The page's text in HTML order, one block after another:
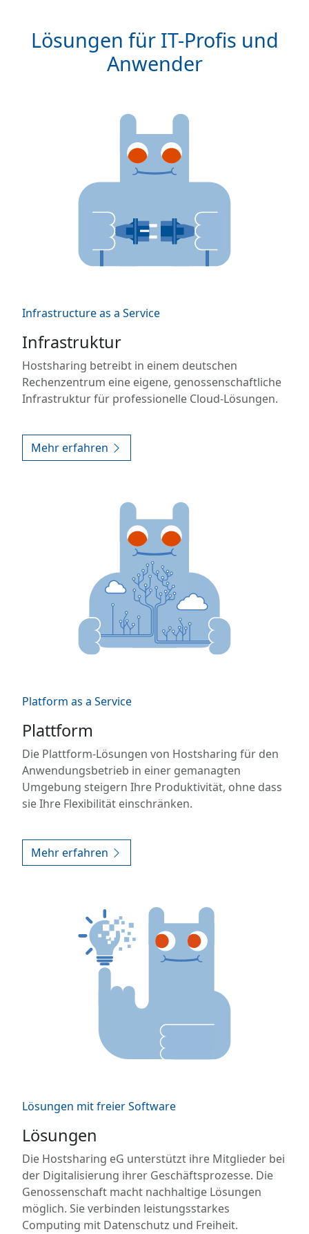
Lösungen für IT-Profis und
Anwender
Infrastructure as a Service
Infrastruktur
Hostsharing betreibt in einem deutschen
Rechenzentrum eine eigene, genossenschaftliche
Infrastruktur für professionelle Cloud-Lösungen.
Mehr erfahren
Platform as a Service
Plattform
Die Plattform-Lösungen von Hostsharing für den
Anwendungsbetrieb in einer gemanagten
Umgebung steigern Ihre Produktivität, ohne dass
sie Ihre Flexibilität einschränken.
Mehr erfahren
Lösungen mit freier Software
Lösungen
Die Hostsharing eG unterstützt ihre Mitglieder bei
der Digitalisierung ihrer Geschäftsprozesse. Die
Genossenschaft macht nachhaltige Lösungen
möglich. Sie verbinden leistungsstarkes
Computing mit Datenschutz und Freiheit.